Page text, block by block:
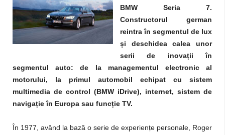
BMW Seria 7.
Constructorul german
reintra în segmentul de lux
și deschidea calea unor
serii de inovații în
segmentul auto: de la managementul electronic al
motorului, la primul automobil echipat cu sistem
multimedia de control (BMW iDrive), internet, sistem de
navigație în Europa sau funcție TV.
În 1977, având la bază o serie de experiențe personale, Roger